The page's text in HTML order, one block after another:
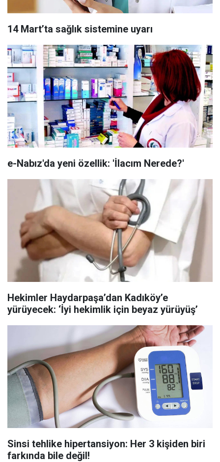
14 Mart’ta sağlık sistemine uyarı
e-Nabız'da yeni özellik: 'İlacım Nerede?'
Hekimler Haydarpaşa’dan Kadıköy’e
yürüyecek: ‘İyi hekimlik için beyaz yürüyüş’
Sinsi tehlike hipertansiyon: Her 3 kişiden biri
farkında bile değil!